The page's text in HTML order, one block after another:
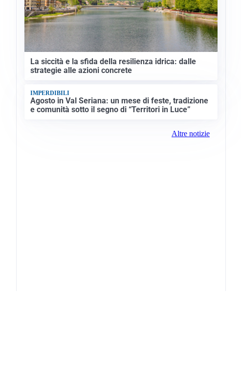
La siccità e la sfida della resilienza idrica: dalle
strategie alle azioni concrete
IMPERDIBILI
Agosto in Val Seriana: un mese di feste, tradizione
e comunità sotto il segno di “Territori in Luce”
Altre notizie